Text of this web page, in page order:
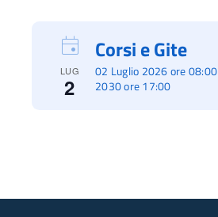
LUG
2
02 Luglio 2026 ore 08:00
2030 ore 17:00
Corsi e Gite